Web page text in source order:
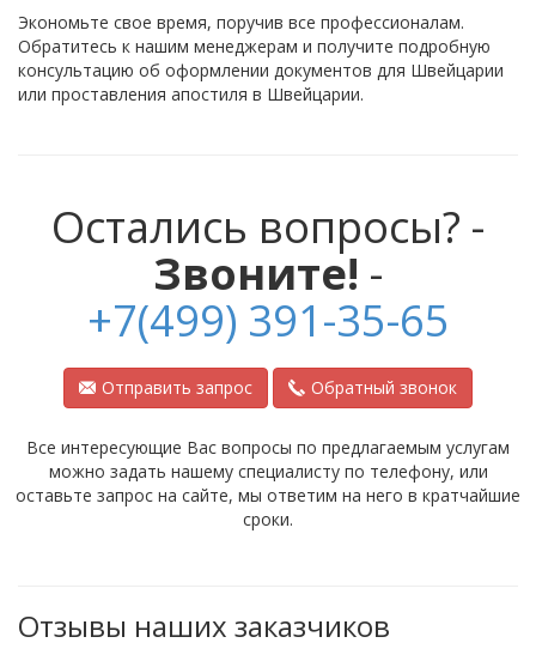
Экономьте свое время, поручив все профессионалам.
Обратитесь к нашим менеджерам и получите подробную
консультацию об оформлении документов для Швейцарии
или проставления апостиля в Швейцарии.
Остались вопросы? -
Звоните! -
+7(499) 391-35-65
Отправить запрос Обратный звонок
Все интересующие Вас вопросы по предлагаемым услугам
можно задать нашему специалисту по телефону, или
оставьте запрос на сайте, мы ответим на него в кратчайшие
сроки.
Отзывы наших заказчиков